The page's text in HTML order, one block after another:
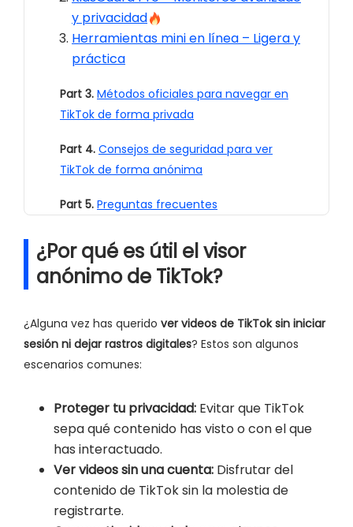
y privacidad
Herramientas mini en línea – Ligera y
práctica
Part 3. Métodos oficiales para navegar en
TikTok de forma privada
Part 4. Consejos de seguridad para ver
TikTok de forma anónima
Part 5. Preguntas frecuentes
¿Por qué es útil el visor
anónimo de TikTok?
¿Alguna vez has querido ver videos de TikTok sin iniciar
sesión ni dejar rastros digitales? Estos son algunos
escenarios comunes:
Proteger tu privacidad: Evitar que TikTok
sepa qué contenido has visto o con el que
has interactuado.
Ver videos sin una cuenta: Disfrutar del
contenido de TikTok sin la molestia de
registrarte.